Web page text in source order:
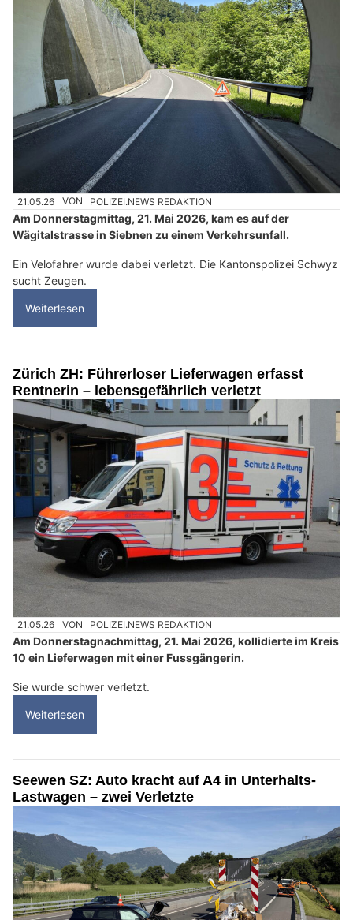
21.05.26 VON POLIZEI.NEWS REDAKTION
Am Donnerstagmittag, 21. Mai 2026, kam es auf der
Wägitalstrasse in Siebnen zu einem Verkehrsunfall.
Ein Velofahrer wurde dabei verletzt. Die Kantonspolizei Schwyz
sucht Zeugen.
Weiterlesen
Zürich ZH: Führerloser Lieferwagen erfasst
Rentnerin – lebensgefährlich verletzt
21.05.26 VON POLIZEI.NEWS REDAKTION
Am Donnerstagnachmittag, 21. Mai 2026, kollidierte im Kreis
10 ein Lieferwagen mit einer Fussgängerin.
Sie wurde schwer verletzt.
Weiterlesen
Seewen SZ: Auto kracht auf A4 in Unterhalts-
Lastwagen – zwei Verletzte